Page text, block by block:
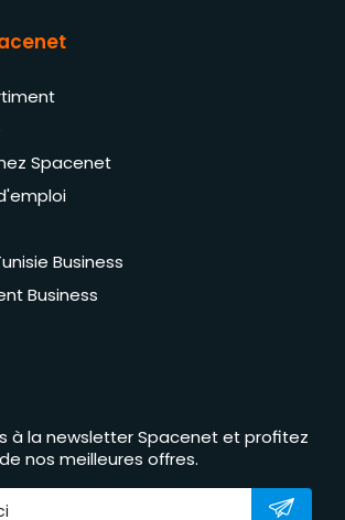
Spacenet
Business
Business
à la newsletter Spacenet et profitez
de nos meilleures offres.